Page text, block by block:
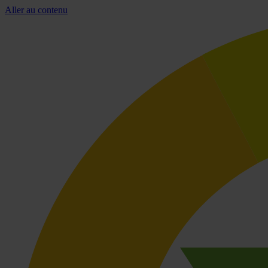
Aller au contenu